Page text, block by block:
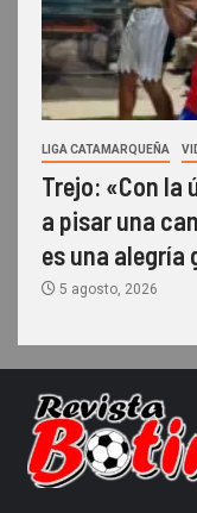
LIGA CATAMARQUEÑA
Trejo: «Con la
a pisar una
es una alegría
5 agosto, 2026